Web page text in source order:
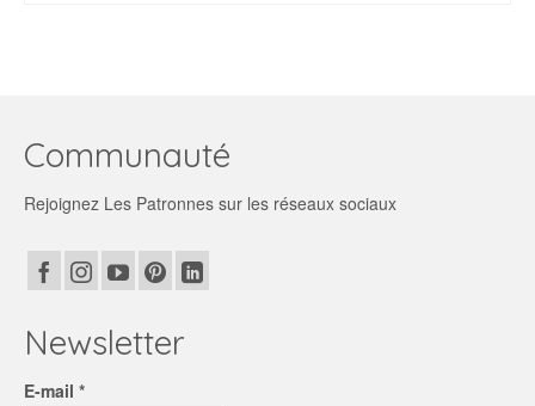
Communauté
Rejoignez Les Patronnes sur les réseaux sociaux
Newsletter
E-mail *